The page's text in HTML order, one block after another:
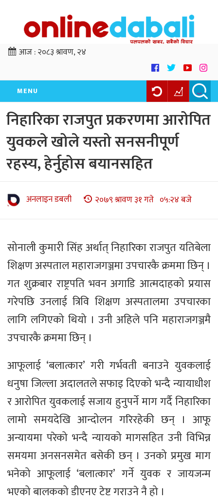
आज :२०८३ श्रावण, २४
MENU
निहारिका राजपुत प्रकरणमा आरोपित
युवकले खोले यस्तो सनसनीपूर्ण
रहस्य, हेर्नुहोस बयानसहित
अनलाइन डबली २०७९ श्रावण ३१ गते ०५:२४ बजे
सोनाली कुमारी सिंह अर्थात् निहारिका राजपुत यतिबेला
शिक्षण अस्पताल महाराजगञ्जमा उपचारकै क्रममा छिन् ।
गत शुक्रबार राष्ट्रपति भवन अगाडि आत्मदाहको प्रयास
गरेपछि उनलाई त्रिवि शिक्षण अस्पतालमा उपचारका
लागि लगिएको थियो । उनी अहिले पनि महाराजगञ्जमै
उपचारकै क्रममा छिन् ।
आफूलाई ‘बलात्कार’ गरी गर्भवती बनाउने युवकलाई
धनुषा जिल्ला अदालतले सफाइ दिएको भन्दै न्यायाधीश
र आरोपित युवकलाई सजाय हुनुपर्ने माग गर्दै निहारिका
लामो समयदेखि आन्दोलन गरिरहेकी छन् । आफू
अन्यायमा परेको भन्दै न्यायको मागसहित उनी विभिन्न
समयमा अनसनसमेत बसेकी छन् । उनको प्रमुख माग
भनेको आफूलाई ‘बलात्कार’ गर्ने युवक र जायजन्म
भएको बालकको डीएनए टेष्ट गराउने नै हो ।